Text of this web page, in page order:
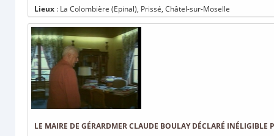
Lieux : La Colombière (Epinal), Prissé, Châtel-sur-Moselle
LE MAIRE DE GÉRARDMER CLAUDE BOULAY DÉCLARÉ